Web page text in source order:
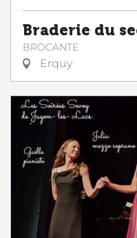
Braderie du
BROCANTE
Erquy